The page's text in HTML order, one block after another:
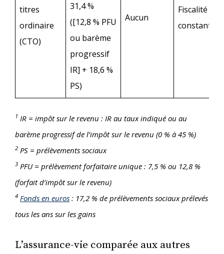
titres
ordinaire
(CTO)
Aucun
Fiscalité
constante
31,4 %
([12,8 % PFU
ou barème
progressif
IR] + 18,6 %
PS)
1 IR = impôt sur le revenu : IR au taux indiqué ou au
barème progressif de l’impôt sur le revenu (0 % à 45 %)
2 PS = prélèvements sociaux
3 PFU = prélèvement forfaitaire unique : 7,5 % ou 12,8 %
(forfait d’impôt sur le revenu)
4 Fonds en euros : 17,2 % de prélèvements sociaux prélevés
tous les ans sur les gains
L’assurance-vie comparée aux autres